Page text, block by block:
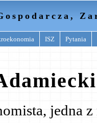
ISZ Pytania
jedna